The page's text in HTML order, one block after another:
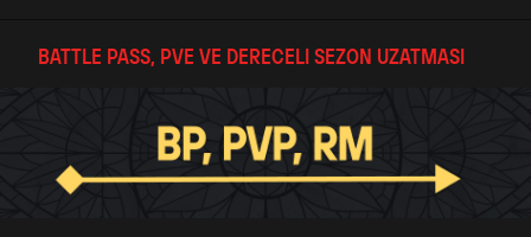
BATTLE PASS, PVE VE DERECELI SEZON UZATMASI